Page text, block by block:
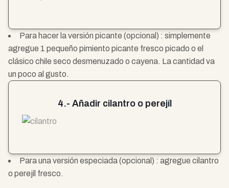
Para hacer la versión picante (opcional) : simplemente
agregue 1 pequeño pimiento picante fresco picado o el
clásico chile seco desmenuzado o cayena. La cantidad va
un poco al gusto.
4.- Añadir cilantro o perejíl
Para una versión especiada (opcional) : agregue cilantro
o perejíl fresco.